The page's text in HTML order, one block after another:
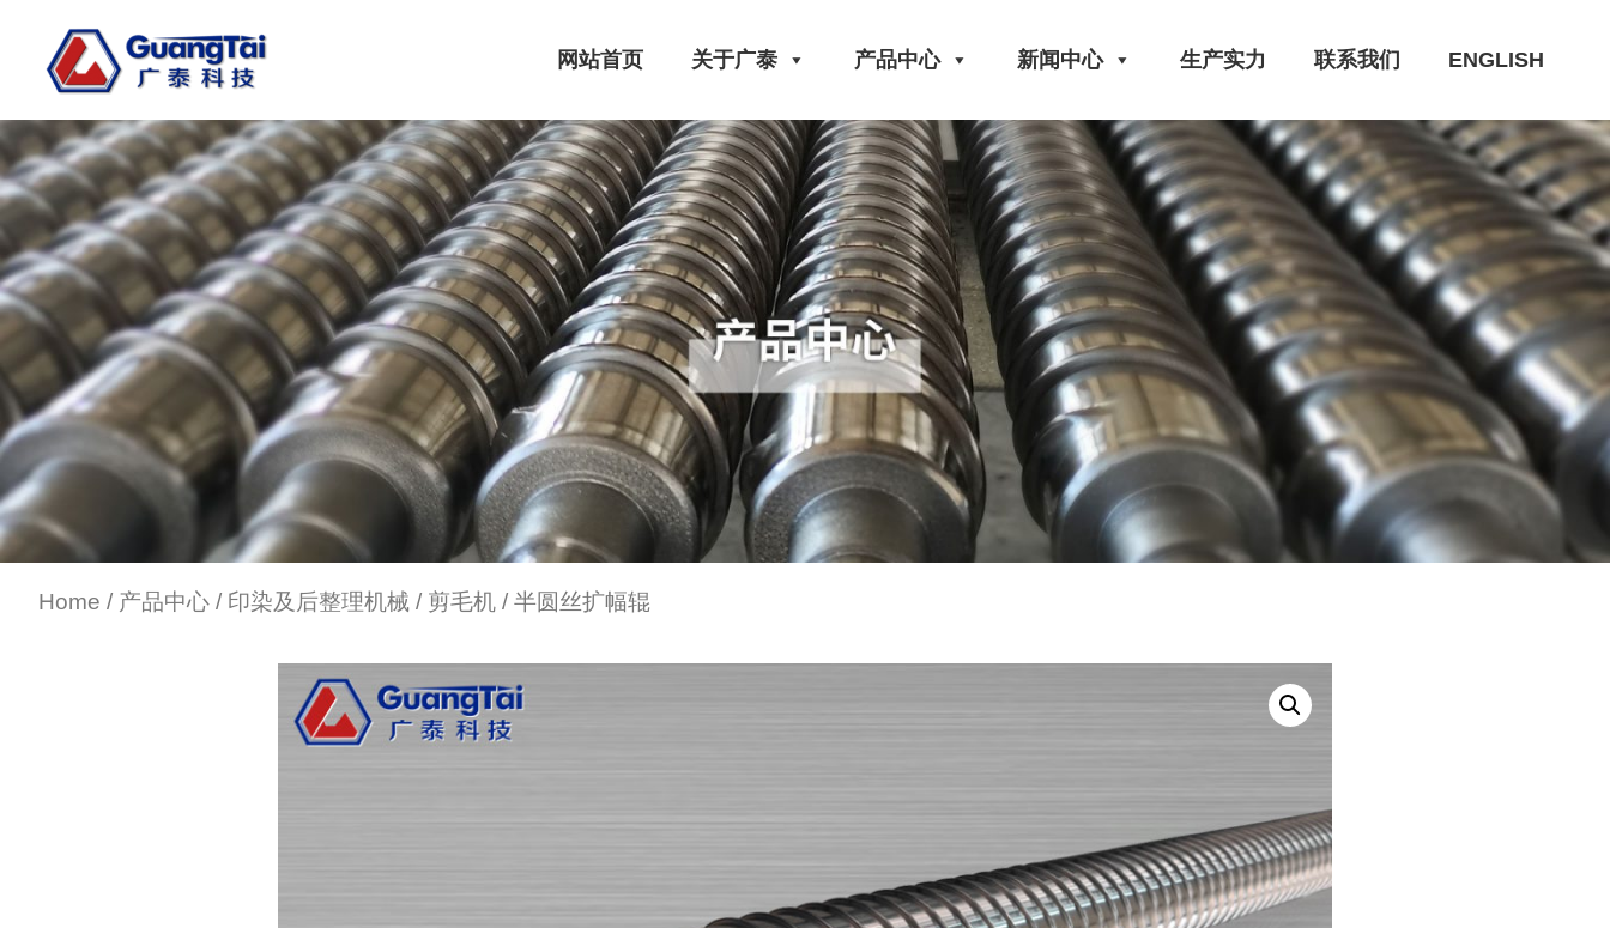
网站首页 关于广泰 产品中心 新闻中心 生产实力 联系我们 ENGLISH
Home / 产品中心 / 印染及后整理机械 / 剪毛机 / 半圆丝扩幅辊